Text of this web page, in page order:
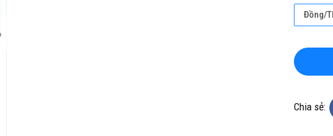
VINYL KHÁNG KHUẨN TẠI HÀ
Đồng/
Chia sẻ: